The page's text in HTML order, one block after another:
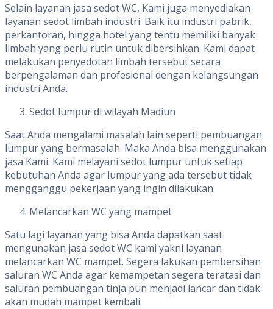
Selain layanan jasa sedot WC, Kami juga menyediakan
layanan sedot limbah industri. Baik itu industri pabrik,
perkantoran, hingga hotel yang tentu memiliki banyak
limbah yang perlu rutin untuk dibersihkan. Kami dapat
melakukan penyedotan limbah tersebut secara
berpengalaman dan profesional dengan kelangsungan
industri Anda.
Sedot lumpur di wilayah Madiun
Saat Anda mengalami masalah lain seperti pembuangan
lumpur yang bermasalah. Maka Anda bisa menggunakan
jasa Kami. Kami melayani sedot lumpur untuk setiap
kebutuhan Anda agar lumpur yang ada tersebut tidak
mengganggu pekerjaan yang ingin dilakukan.
Melancarkan WC yang mampet
Satu lagi layanan yang bisa Anda dapatkan saat
mengunakan jasa sedot WC kami yakni layanan
melancarkan WC mampet. Segera lakukan pembersihan
saluran WC Anda agar kemampetan segera teratasi dan
saluran pembuangan tinja pun menjadi lancar dan tidak
akan mudah mampet kembali.